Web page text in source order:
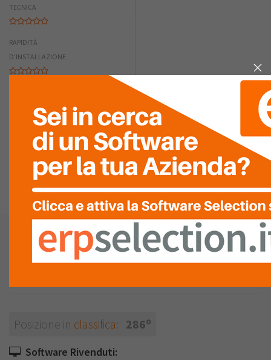
TECNICA
RAPIDITÀ
D'INSTALLAZIONE
SERVIZIO
ASSISTENZA
LISTARECENSIONI (0)
Linea Ufficio Srl
Vedi la mappa
Posizione in classifica: 286o
Software Rivenduti: